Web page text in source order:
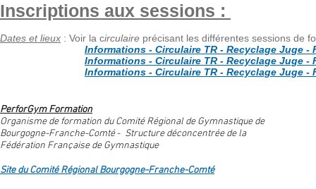
Inscriptions aux sessions :
Dates et lieux : Voir la circulaire précisant les différentes sessions de
Informations - Circulaire TR - Recyclage Juge -
Informations - Circulaire TR - Recyclage Juge -
Informations - Circulaire TR - Recyclage Juge -
PerforGym Formation
Organisme de formation du Comité Régional de Gymnastique de
Bourgogne-Franche-Comté- Structure déconcentrée de la
Fédération Française de Gymnastique
Site du Comité Régional Bourgogne-Franche-Comté